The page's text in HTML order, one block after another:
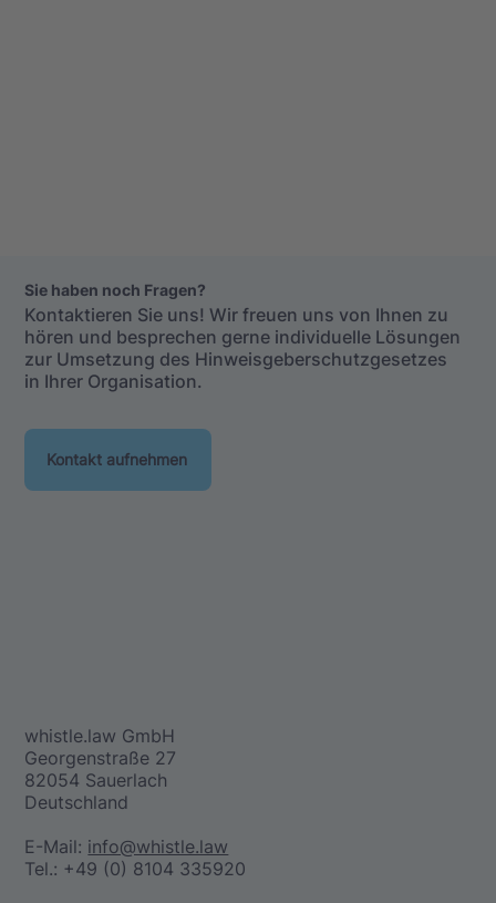
Sie haben noch Fragen?
Kontaktieren Sie uns! Wir freuen uns von Ihnen zu
hören und besprechen gerne individuelle Lösungen
zur Umsetzung des Hinweisgeberschutzgesetzes
in Ihrer Organisation.
Kontakt aufnehmen
whistle.law GmbH
Georgenstraße 27
82054 Sauerlach
Deutschland
E-Mail: info@whistle.law
Tel.: +49 (0) 8104 335920